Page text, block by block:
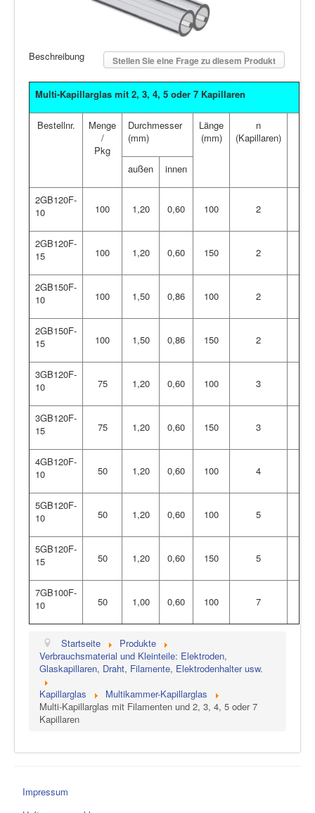
Stellen Sie eine Frage zu diesem Produkt
Beschreibung
Multi-Kapillarglas mit 2, 3, 4, 5 oder 7 Kapillaren
Bestellnr.
Menge
/
Pkg
Durchmesser
(mm)
Länge
(mm)
n
(Kapillaren)
außen innen
2GB120F-
10
100 1,20 0,60 100 2
2GB120F-
15
100 1,20 0,60 150 2
2GB150F-
10
100 1,50 0,86 100 2
2GB150F-
15
100 1,50 0,86 150 2
3GB120F-
10
75 1,20 0,60 100 3
3GB120F-
15
75 1,20 0,60 150 3
4GB120F-
10
50 1,20 0,60 100 4
5GB120F-
10
50 1,20 0,60 100 5
5GB120F-
15
50 1,20 0,60 150 5
7GB100F-
10
50 1,00 0,60 100 7
Startseite
Produkte
Verbrauchsmaterial und Kleinteile: Elektroden,
Glaskapillaren, Draht, Filamente, Elektrodenhalter usw.
Kapillarglas
Multikammer-Kapillarglas
Multi-Kapillarglas mit Filamenten und 2, 3, 4, 5 oder 7
Kapillaren
Impressum